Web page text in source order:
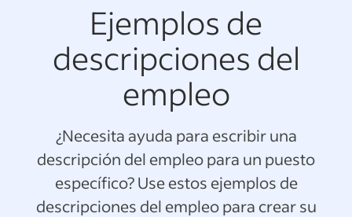
Ejemplos de
descripciones del
empleo
¿Necesita ayuda para escribir una
descripción del empleo para un puesto
específico? Use estos ejemplos de
descripciones del empleo para crear su